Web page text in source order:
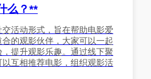
么？**
活动形式，旨在帮助电影爱
的观影伙伴，大家可以一起
提升观影乐趣。通过线下聚
互相推荐电影，组织观影活